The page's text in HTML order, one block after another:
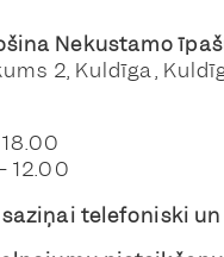
Nekustamo
2, Kuldīga,
12.00
telefoniski